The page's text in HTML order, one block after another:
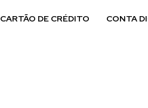
CARTÃO DE CRÉDITO CONTA